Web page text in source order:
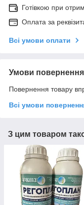
Готівкою при
Оплата за
Всі умови оплати
Умови повернення
Повернення товару
Всі умови
З цим товаром